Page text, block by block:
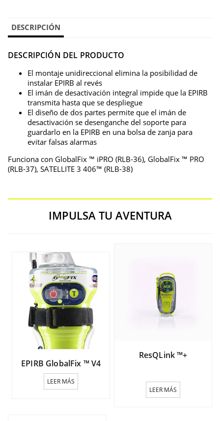
DESCRIPCIÓN
DESCRIPCIÓN DEL PRODUCTO
El montaje unidireccional elimina la posibilidad de
instalar EPIRB al revés
El imán de desactivación integral impide que la EPIRB
transmita hasta que se despliegue
El diseño de dos partes permite que el imán de
desactivación se desenganche del soporte para
guardarlo en la EPIRB en una bolsa de zanja para
evitar falsas alarmas
Funciona con GlobalFix ™ iPRO (RLB-36), GlobalFix ™ PRO
(RLB-37), SATELLITE 3 406™ (RLB-38)
IMPULSA TU AVENTURA
EPIRB GlobalFix ™ V4
LEER MÁS
ResQLink ™+
LEER MÁS